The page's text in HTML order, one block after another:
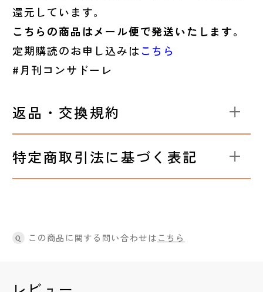
還元しています。
こちらの商品はメール便で発送いたします。
定期購読のお申し込みはこちら
#月刊コンサドーレ
返品・交換規約
特定商取引法に基づく表記
Q この商品に関する問い合わせはこちら